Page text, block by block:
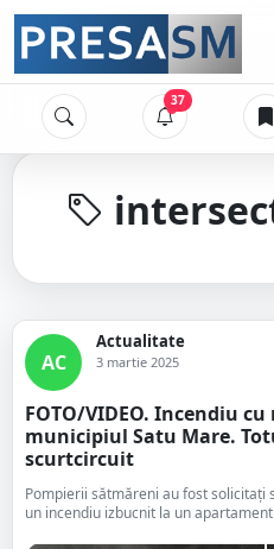
37
AC
Actualitate
3 martie 2025
FOTO/VIDEO. Incendiu
municipiul Satu Mare.
scurtcircuit
Pompierii sătmăreni au fost solicitați
un incendiu izbucnit la un